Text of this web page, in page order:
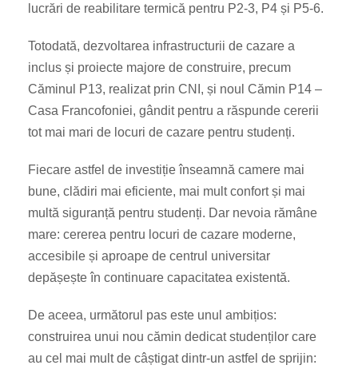
lucrări de reabilitare termică pentru P2-3, P4 și P5-6.
Totodată, dezvoltarea infrastructurii de cazare a
inclus și proiecte majore de construire, precum
Căminul P13, realizat prin CNI, și noul Cămin P14 –
Casa Francofoniei, gândit pentru a răspunde cererii
tot mai mari de locuri de cazare pentru studenți.
Fiecare astfel de investiție înseamnă camere mai
bune, clădiri mai eficiente, mai mult confort și mai
multă siguranță pentru studenți. Dar nevoia rămâne
mare: cererea pentru locuri de cazare moderne,
accesibile și aproape de centrul universitar
depășește în continuare capacitatea existentă.
De aceea, următorul pas este unul ambițios:
construirea unui nou cămin dedicat studenților care
au cel mai mult de câștigat dintr-un astfel de sprijin: